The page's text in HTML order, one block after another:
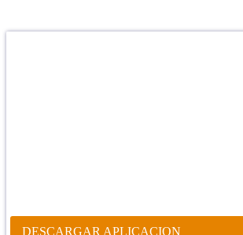
DESCARGAR APLICACION